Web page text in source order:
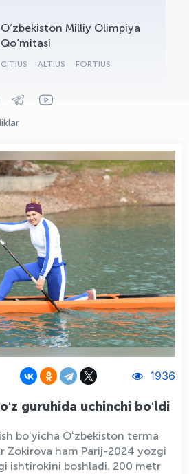
O‘zbekiston Milliy Olimpiya
Qo‘mitasi
CITIUS ALTIUS FORTIUS
1936
guruhida uchinchi boʻldi
boʻyicha Oʻzbekiston terma
Zokirova ham Parij-2024 yozgi
ishtirokini boshladi. 200 metr